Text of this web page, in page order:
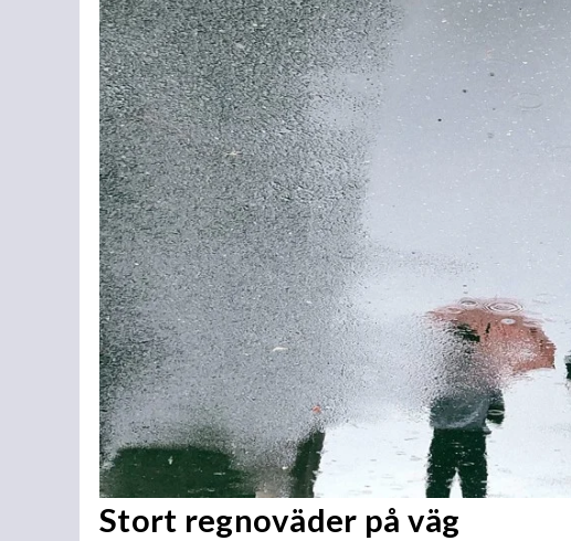
Stort regnoväder på väg